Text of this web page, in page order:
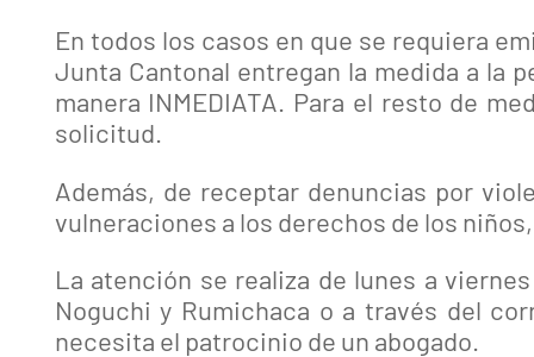
En todos los casos en que se requiera
Junta Cantonal entregan la medida a la
manera INMEDIATA. Para el resto de
solicitud.
Además, de receptar denuncias por
vulneraciones a los derechos de los
La atención se realiza de lunes a
Noguchi y Rumichaca o a través del
necesita el patrocinio de un abogado.